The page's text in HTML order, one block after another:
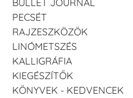
BULLET JOURNAL
PECSÉT
RAJZESZKÖZÖK
LINÓMETSZÉS
KALLIGRÁFIA
KIEGÉSZÍTŐK
KÖNYVEK - KEDVENCEK